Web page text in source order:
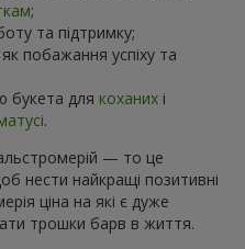
;
та підтримку;
побажання успіху та
букета для коханих і
.
— то це
нести найкращі позитивні
ціна на які є дуже
трошки барв в життя.